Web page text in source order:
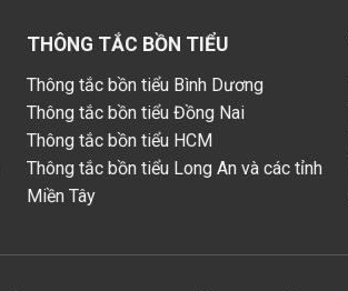
THÔNG TẮC BỒN TIỂU
Thông tắc bồn tiểu Bình Dương
Thông tắc bồn tiểu Đồng Nai
Thông tắc bồn tiểu HCM
Thông tắc bồn tiểu Long An và các tỉnh
Miền Tây